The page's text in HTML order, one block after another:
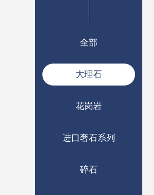
全部
大理石
花岗岩
进口奢石系列
碎石